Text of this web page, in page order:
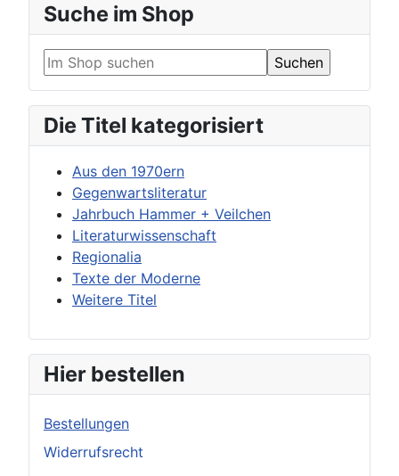
Suche im Shop
Die Titel kategorisiert
Aus den 1970ern
Gegenwartsliteratur
Jahrbuch Hammer + Veilchen
Literaturwissenschaft
Regionalia
Texte der Moderne
Weitere Titel
Hier bestellen
Bestellungen
Widerrufsrecht